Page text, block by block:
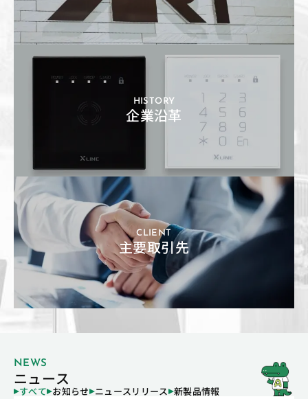
HISTORY
企業沿革
CLIENT
主要取引先
NEWS
ニュース
すべて お知らせ ニュースリリース 新製品情報